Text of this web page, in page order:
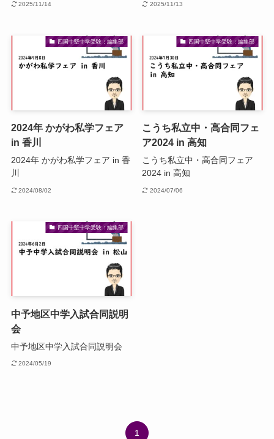
2025/11/14 2025/11/13
四国中堅中学受験：編集部
2024年 かがわ私学フェア
in 香川
2024年 かがわ私学フェア in 香
川
2024/08/02
四国中堅中学受験：編集部
こうち私立中・高合同フェ
ア2024 in 高知
こうち私立中・高合同フェア
2024 in 高知
2024/07/06
四国中堅中学受験：編集部
中予地区中学入試合同説明
会
中予地区中学入試合同説明会
2024/05/19
1